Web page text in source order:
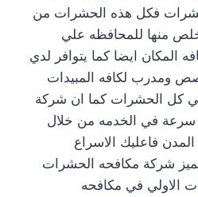
فكل هذه الحشرات من
منها للمحافظه علي
المكان ايضا كما يتوافر لدي
ومدرب لكافه المبيدات
كل الحشرات كما ان شركة
سرعة في الخدمه من خلال
المدن فاعليك الاسراع
شركة مكافحه الحشرات
الاولي في مكافحه